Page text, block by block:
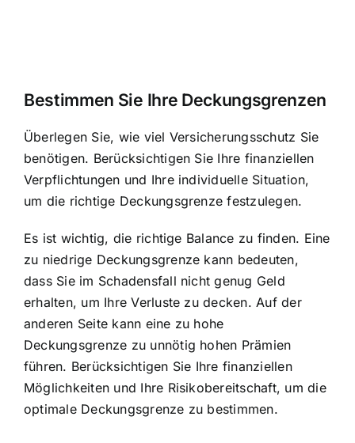
Bestimmen Sie Ihre Deckungsgrenzen
Überlegen Sie, wie viel Versicherungsschutz Sie
benötigen. Berücksichtigen Sie Ihre finanziellen
Verpflichtungen und Ihre individuelle Situation,
um die richtige Deckungsgrenze festzulegen.
Es ist wichtig, die richtige Balance zu finden. Eine
zu niedrige Deckungsgrenze kann bedeuten,
dass Sie im Schadensfall nicht genug Geld
erhalten, um Ihre Verluste zu decken. Auf der
anderen Seite kann eine zu hohe
Deckungsgrenze zu unnötig hohen Prämien
führen. Berücksichtigen Sie Ihre finanziellen
Möglichkeiten und Ihre Risikobereitschaft, um die
optimale Deckungsgrenze zu bestimmen.